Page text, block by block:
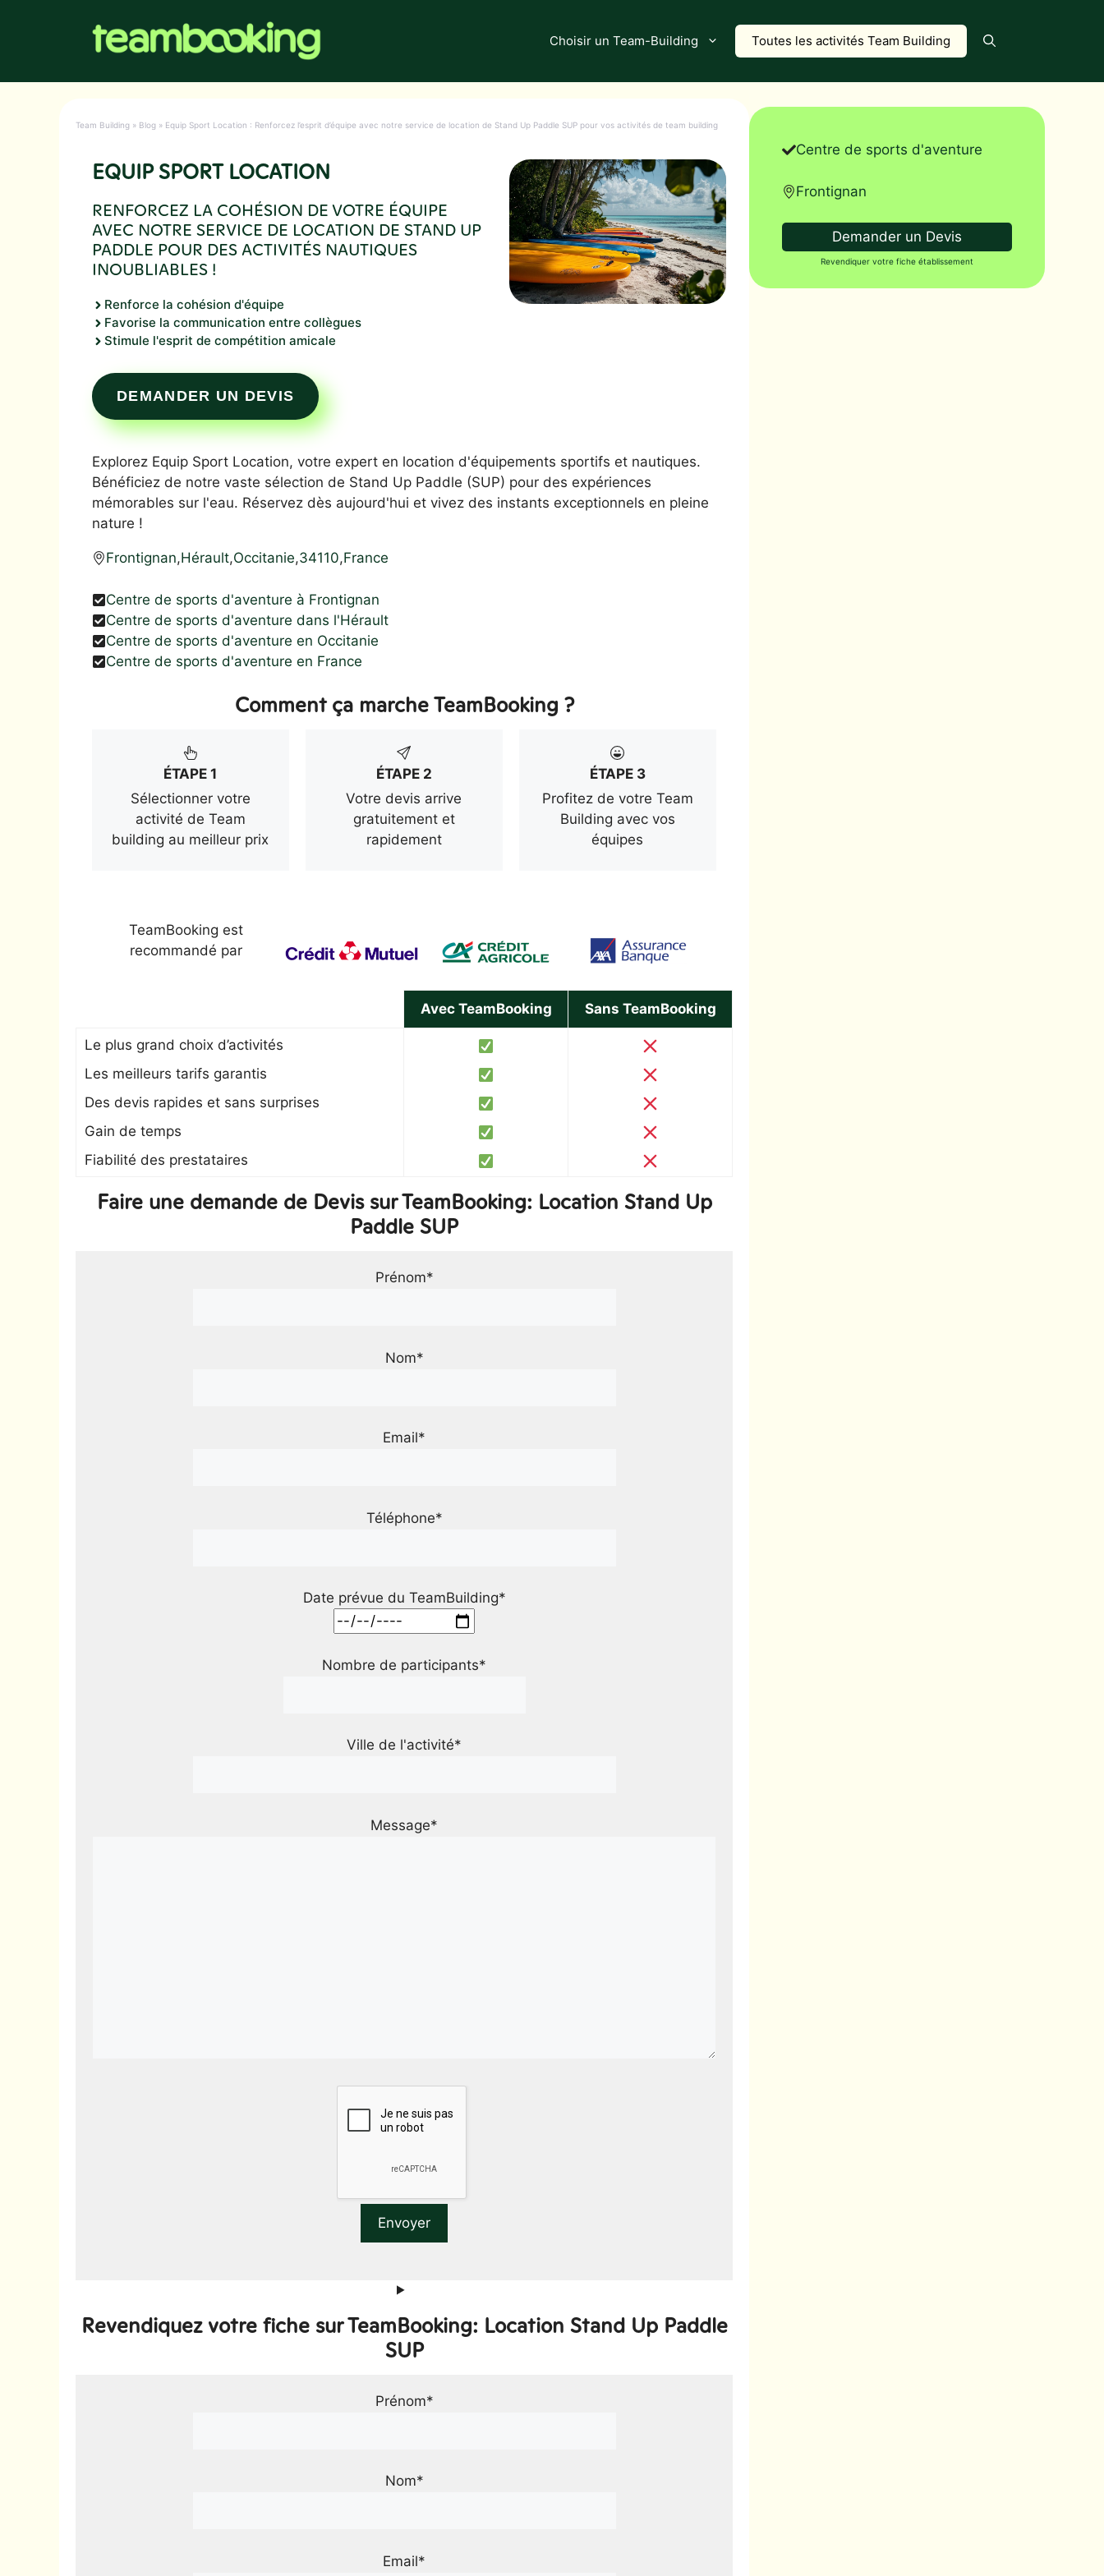
Choisir un Team-Building Toutes les activités Team Building
Team Building » Blog » Equip Sport Location : Renforcez l’esprit d’équipe avec notre service de location de Stand Up Paddle SUP pour vos activités de team building
EQUIP SPORT LOCATION
RENFORCEZ LA COHÉSION DE VOTRE ÉQUIPE
AVEC NOTRE SERVICE DE LOCATION DE STAND UP
PADDLE POUR DES ACTIVITÉS NAUTIQUES
INOUBLIABLES !
Renforce la cohésion d'équipe
Favorise la communication entre collègues
Stimule l'esprit de compétition amicale
DEMANDER UN DEVIS
Explorez Equip Sport Location, votre expert en location d'équipements sportifs et nautiques.
Bénéficiez de notre vaste sélection de Stand Up Paddle (SUP) pour des expériences
mémorables sur l'eau. Réservez dès aujourd'hui et vivez des instants exceptionnels en pleine
nature !
Frontignan,Hérault,Occitanie,34110,France
Centre de sports d'aventure à Frontignan
Centre de sports d'aventure dans l'Hérault
Centre de sports d'aventure en Occitanie
Centre de sports d'aventure en France
Comment ça marche TeamBooking ?
ÉTAPE 1
Sélectionner votre
activité de Team
building au meilleur prix
ÉTAPE 2
Votre devis arrive
gratuitement et
rapidement
ÉTAPE 3
Profitez de votre Team
Building avec vos
équipes
TeamBooking est
recommandé par
Avec TeamBooking Sans TeamBooking
Le plus grand choix d’activités
Les meilleurs tarifs garantis
Des devis rapides et sans surprises
Gain de temps
Fiabilité des prestataires
Faire une demande de Devis sur TeamBooking: Location Stand Up
Paddle SUP
Prénom*
Nom*
Email*
Téléphone*
Date prévue du TeamBuilding*
Nombre de participants*
Ville de l'activité*
Message*
Revendiquez votre fiche sur TeamBooking: Location Stand Up Paddle
SUP
Prénom*
Nom*
Email*
Centre de sports d'aventure
Frontignan
Demander un Devis
Revendiquer votre fiche établissement